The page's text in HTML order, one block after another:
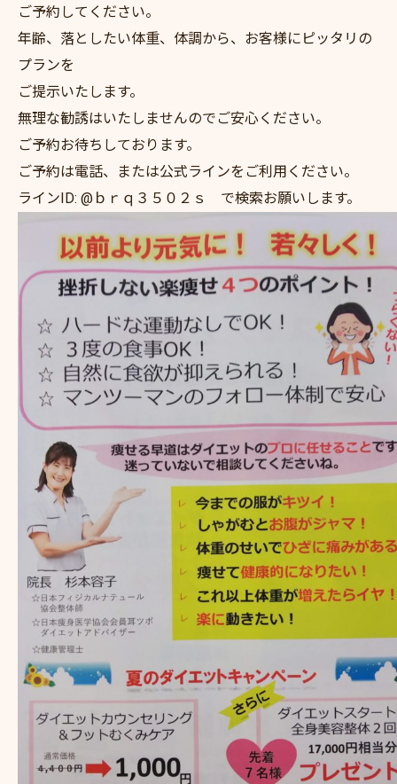
ご予約してください。
年齢、落としたい体重、体調から、お客様にピッタリの
プランを
ご提示いたします。
無理な勧誘はいたしませんのでご安心ください。
ご予約お待ちしております。
ご予約は電話、または公式ラインをご利用ください。
ラインID: @ｂｒｑ３５０２ｓ で検索お願いします。